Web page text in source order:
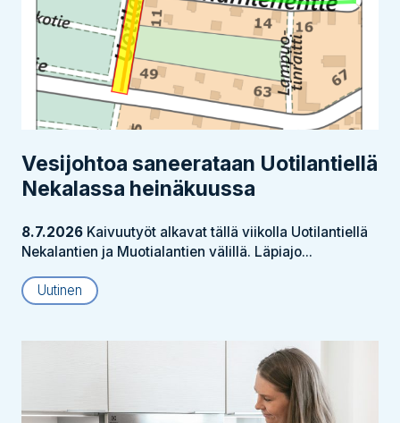
Vesijohtoa saneerataan Uotilantiellä
Nekalassa heinäkuussa
8.7.2026 Kaivuutyöt alkavat tällä viikolla Uotilantiellä
Nekalantien ja Muotialantien välillä. Läpiajo...
Uutinen